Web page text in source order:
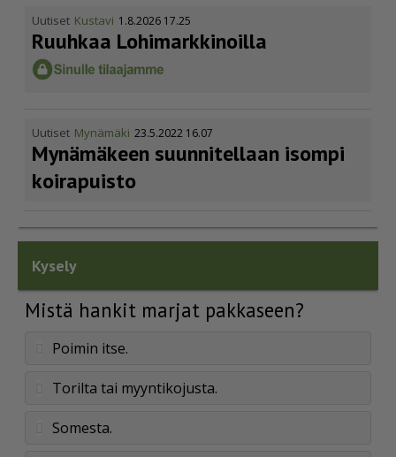
Uutiset Kustavi 1.8.2026 17.25
Ruuhkaa Lohimark­ki­noilla
Uutiset Mynämäki 23.5.2022 16.07
Mynämäkeen suunnitellaan isompi
koirapuisto
Kysely
Mistä hankit marjat pakkaseen?
Poimin itse.
Torilta tai myyntikojusta.
Somesta.